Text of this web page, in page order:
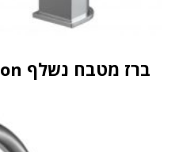
ברז מטבח נשלף Pull Out / Monsoon